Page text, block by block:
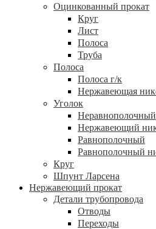
Оцинкованный прокат
Круг
Лист
Полоса
Труба
Полоса
Полоса г/к
Нержавеющая
Уголок
Неравнополочный
Нержавеющий
Равнополочный
Равнополочный
Круг
Шпунт Ларсена
Нержавеющий прокат
Детали трубопровода
Отводы
Переходы